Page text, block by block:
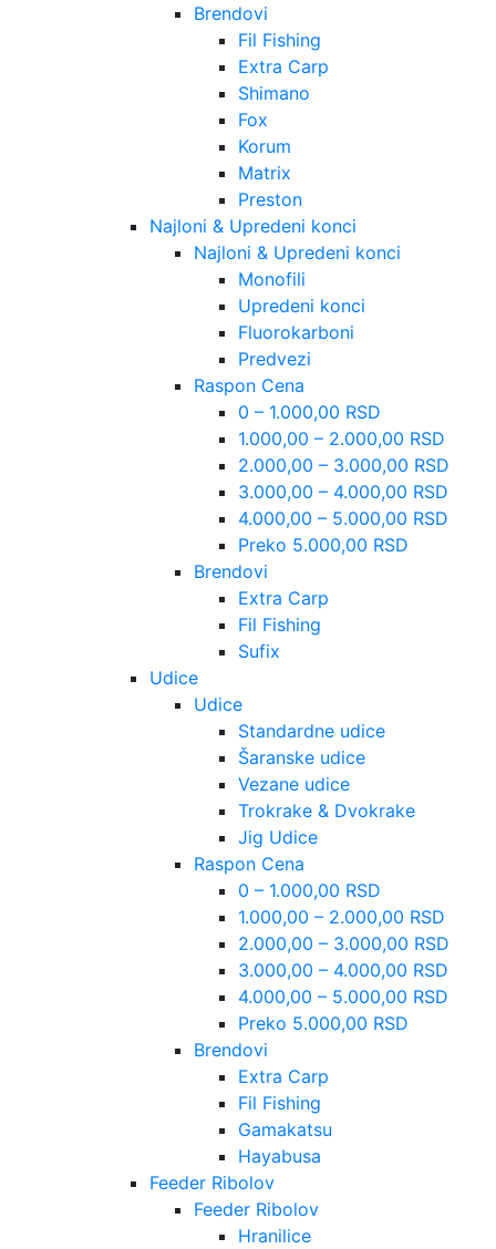
Brendovi
Fil Fishing
Extra Carp
Shimano
Fox
Korum
Matrix
Preston
Najloni & Upredeni konci
Najloni & Upredeni konci
Monofili
Upredeni konci
Fluorokarboni
Predvezi
Raspon Cena
0 – 1.000,00 RSD
1.000,00 – 2.000,00 RSD
2.000,00 – 3.000,00 RSD
3.000,00 – 4.000,00 RSD
4.000,00 – 5.000,00 RSD
Preko 5.000,00 RSD
Brendovi
Extra Carp
Fil Fishing
Sufix
Udice
Udice
Standardne udice
Šaranske udice
Vezane udice
Trokrake & Dvokrake
Jig Udice
Raspon Cena
0 – 1.000,00 RSD
1.000,00 – 2.000,00 RSD
2.000,00 – 3.000,00 RSD
3.000,00 – 4.000,00 RSD
4.000,00 – 5.000,00 RSD
Preko 5.000,00 RSD
Brendovi
Extra Carp
Fil Fishing
Gamakatsu
Hayabusa
Feeder Ribolov
Feeder Ribolov
Hranilice